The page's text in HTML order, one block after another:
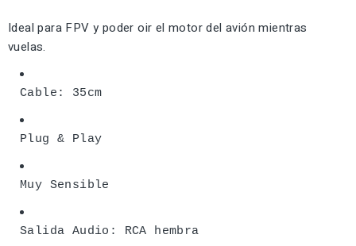
Ideal para FPV y poder oir el motor del avión mientras
vuelas.
Cable: 35cm
Plug & Play
Muy Sensible
Salida Audio: RCA hembra